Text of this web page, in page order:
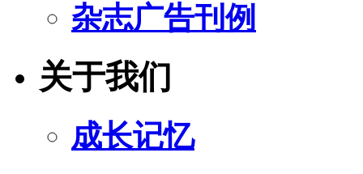
杂志广告刊例
关于我们
成长记忆